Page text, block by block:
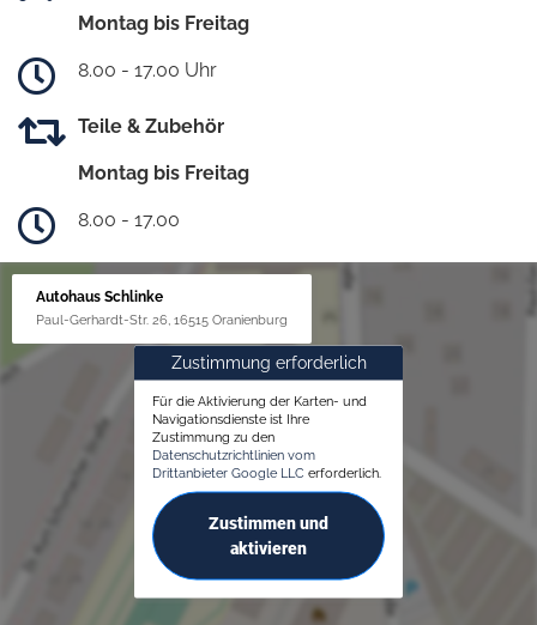
Montag bis Freitag
8.00 - 17.00 Uhr
Teile & Zubehör
Montag bis Freitag
8.00 - 17.00
Autohaus Schlinke
Paul-Gerhardt-Str. 26, 16515 Oranienburg
Zustimmung erforderlich
Für die Aktivierung der Karten- und
Navigationsdienste ist Ihre
Zustimmung zu den
Datenschutzrichtlinien vom
Drittanbieter Google LLC erforderlich.
Zustimmen und
aktivieren